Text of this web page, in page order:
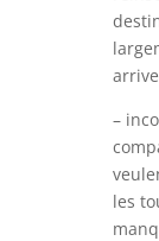
–
les